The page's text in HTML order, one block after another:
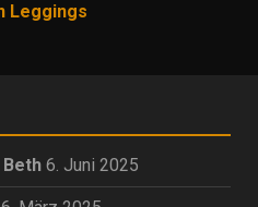
Leggings
6. Juni 2025